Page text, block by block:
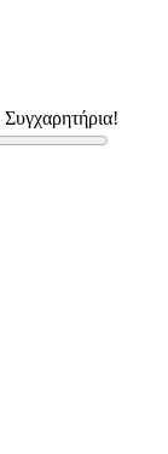
Συγχαρητήρια!